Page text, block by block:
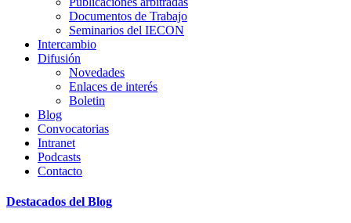
Documentos de Trabajo
Seminarios del IECON
Intercambio
Difusión
Novedades
Enlaces de interés
Boletin
Blog
Convocatorias
Intranet
Podcasts
Contacto
Destacados del Blog